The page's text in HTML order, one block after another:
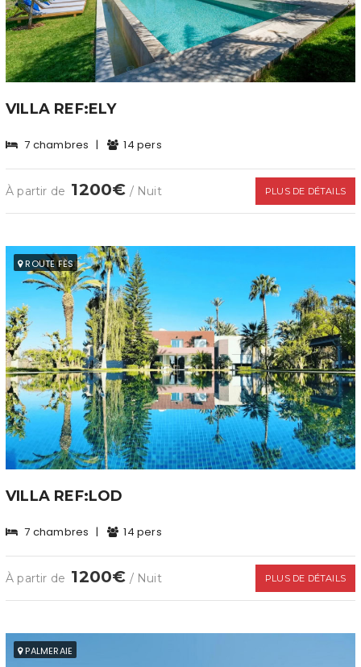
VILLA REF:ELY
7 chambres | 14 pers
À partir de 1200€ / Nuit PLUS DE DÉTAILS
ROUTE FÈS
VILLA REF:LOD
7 chambres | 14 pers
À partir de 1200€ / Nuit PLUS DE DÉTAILS
PALMERAIE